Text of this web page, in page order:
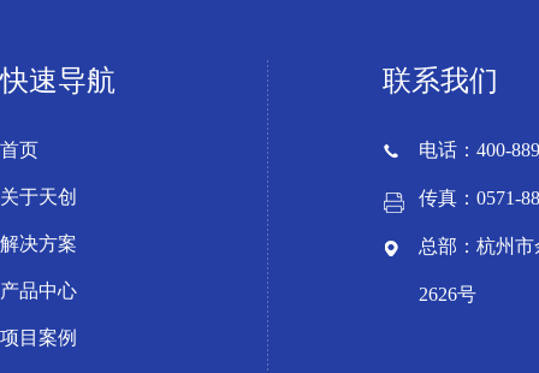
快速导航
首页
关于天创
解决方案
产品中心
项目案例
联系我们
电话：400-
传真：0571-
总部：杭州
2626号